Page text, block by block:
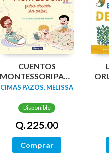
CUENTOS
MONTESSORI PARA
CRECER SIN PRISA
CIMAS PAZOS, MELISSA
Disponible
Q. 225.00
Comprar